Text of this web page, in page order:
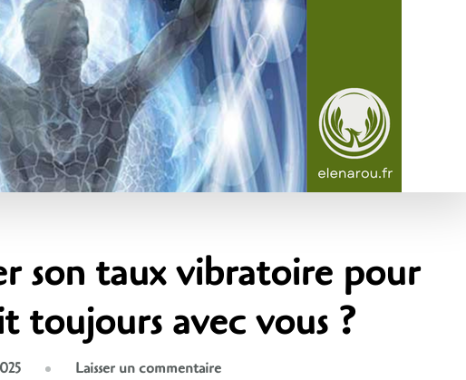
son taux vibratoire pour
toujours avec vous ?
Laisser un commentairesur